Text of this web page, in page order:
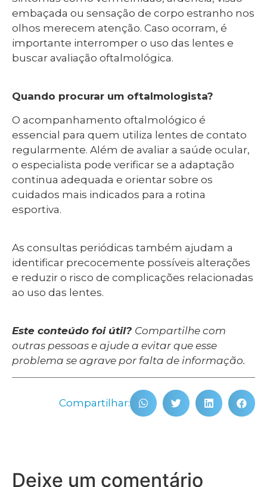
embaçada ou sensação de corpo estranho nos
olhos merecem atenção. Caso ocorram, é
importante interromper o uso das lentes e
buscar avaliação oftalmológica.
Quando procurar um oftalmologista?
O acompanhamento oftalmológico é
essencial para quem utiliza lentes de contato
regularmente. Além de avaliar a saúde ocular,
o especialista pode verificar se a adaptação
continua adequada e orientar sobre os
cuidados mais indicados para a rotina
esportiva.
As consultas periódicas também ajudam a
identificar precocemente possíveis alterações
e reduzir o risco de complicações relacionadas
ao uso das lentes.
Este conteúdo foi útil? Compartilhe com
outras pessoas e ajude a evitar que esse
problema se agrave por falta de informação.
Compartilhar:
Deixe um comentário